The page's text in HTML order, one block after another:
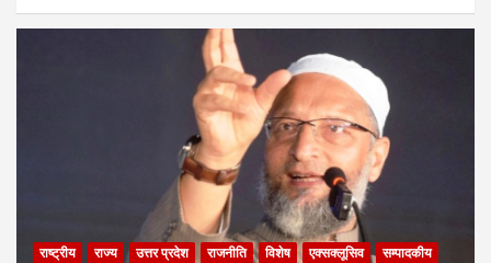
राष्ट्रीय राज्य उत्तर प्रदेश राजनीति विशेष एक्सक्लूसिव
सम्पादकीय